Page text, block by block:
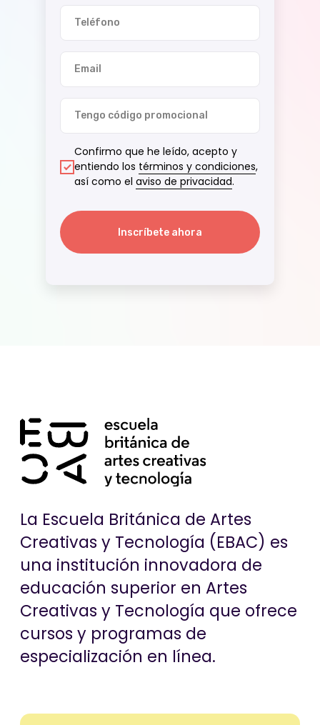
Teléfono
Email
Tengo código promocional
Confirmo que he leído, acepto y
entiendo los términos y condiciones,
así como el aviso de privacidad.
Inscríbete ahora
EBAC EDUCACIÓN, S.A. DE C.V.
Av. Circunvalación Oriente 8 Int.104,
Ciudad Satélite, Naucalpan de Juarez,
CP 53100 Estado de México